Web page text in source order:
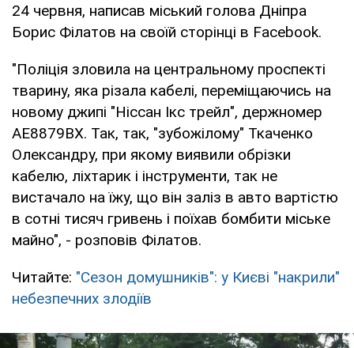
24 червня, написав міський голова Дніпра
Борис Філатов на своїй сторінці в Facebook.
"Поліція зловила на центральному проспекті
тварину, яка різала кабелі, переміщаючись на
новому джипі "Ніссан Ікс трейл", держномер
АЕ8879ВХ. Так, так, "зубожілому" Ткаченко
Олександру, при якому виявили обрізки
кабелю, ліхтарик і інструменти, так не
вистачало на їжу, що він заліз в авто вартістю
в сотні тисяч гривень і поїхав бомбити міське
майно", - розповів Філатов.
Читайте: "Сезон домушників": у Києві "накрили"
небезпечних злодіїв